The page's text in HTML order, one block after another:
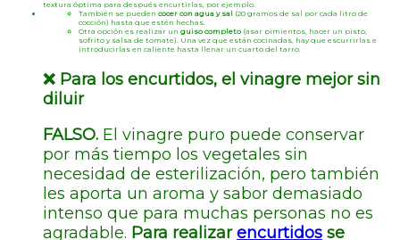
textura óptima para después encurtirlas, por ejemplo.
También se pueden cocer con agua y sal (20 gramos de sal por cada litro de
cocción) hasta que estén hechas.
Otra opción es realizar un guiso completo (asar pimientos, hacer un pisto,
sofrito y salsa de tomate). Una vez que están cocinadas, hay que escurrirlas e
introducirlas en caliente hasta llenar un cuarto del tarro.
❌ Para los encurtidos, el vinagre mejor sin
diluir
FALSO. El vinagre puro puede conservar
por más tiempo los vegetales sin
necesidad de esterilización, pero también
les aporta un aroma y sabor demasiado
intenso que para muchas personas no es
agradable. Para realizarencurtidos se